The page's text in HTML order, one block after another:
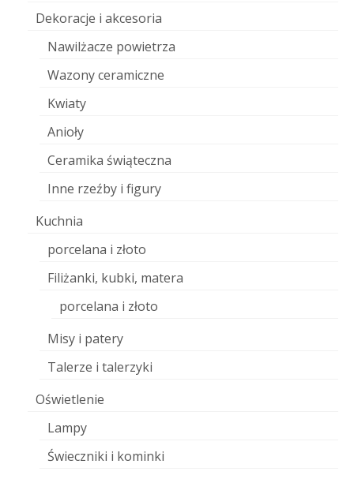
Dekoracje i akcesoria
Nawilżacze powietrza
Wazony ceramiczne
Kwiaty
Anioły
Ceramika świąteczna
Inne rzeźby i figury
Kuchnia
porcelana i złoto
Filiżanki, kubki, matera
porcelana i złoto
Misy i patery
Talerze i talerzyki
Oświetlenie
Lampy
Świeczniki i kominki